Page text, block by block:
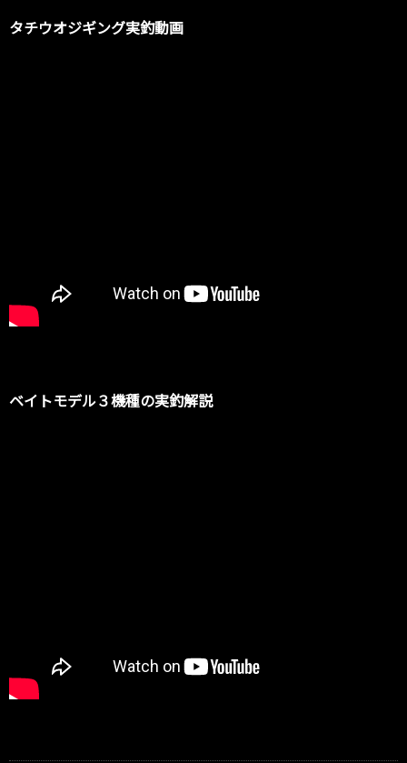
タチウオジギング実釣動画
ベイトモデル３機種の実釣解説